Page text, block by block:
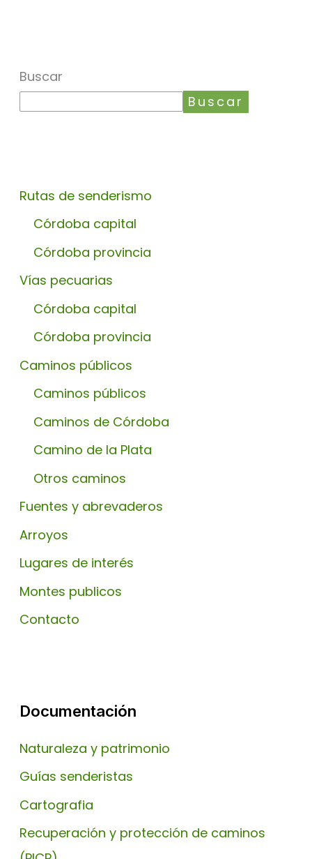
Buscar
Buscar
Rutas de senderismo
Córdoba capital
Córdoba provincia
Vías pecuarias
Córdoba capital
Córdoba provincia
Caminos públicos
Caminos públicos
Caminos de Córdoba
Camino de la Plata
Otros caminos
Fuentes y abrevaderos
Arroyos
Lugares de interés
Montes publicos
Contacto
Documentación
Naturaleza y patrimonio
Guías senderistas
Cartografia
Recuperación y protección de caminos